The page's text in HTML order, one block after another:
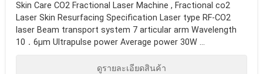
Skin Care CO2 Fractional Laser Machine , Fractional co2
Laser Skin Resurfacing Specification Laser type RF-CO2
laser Beam transport system 7 articular arm Wavelength
10．6μm Ultrapulse power Average power 30W ...
ดูรายละเอียดสินค้า